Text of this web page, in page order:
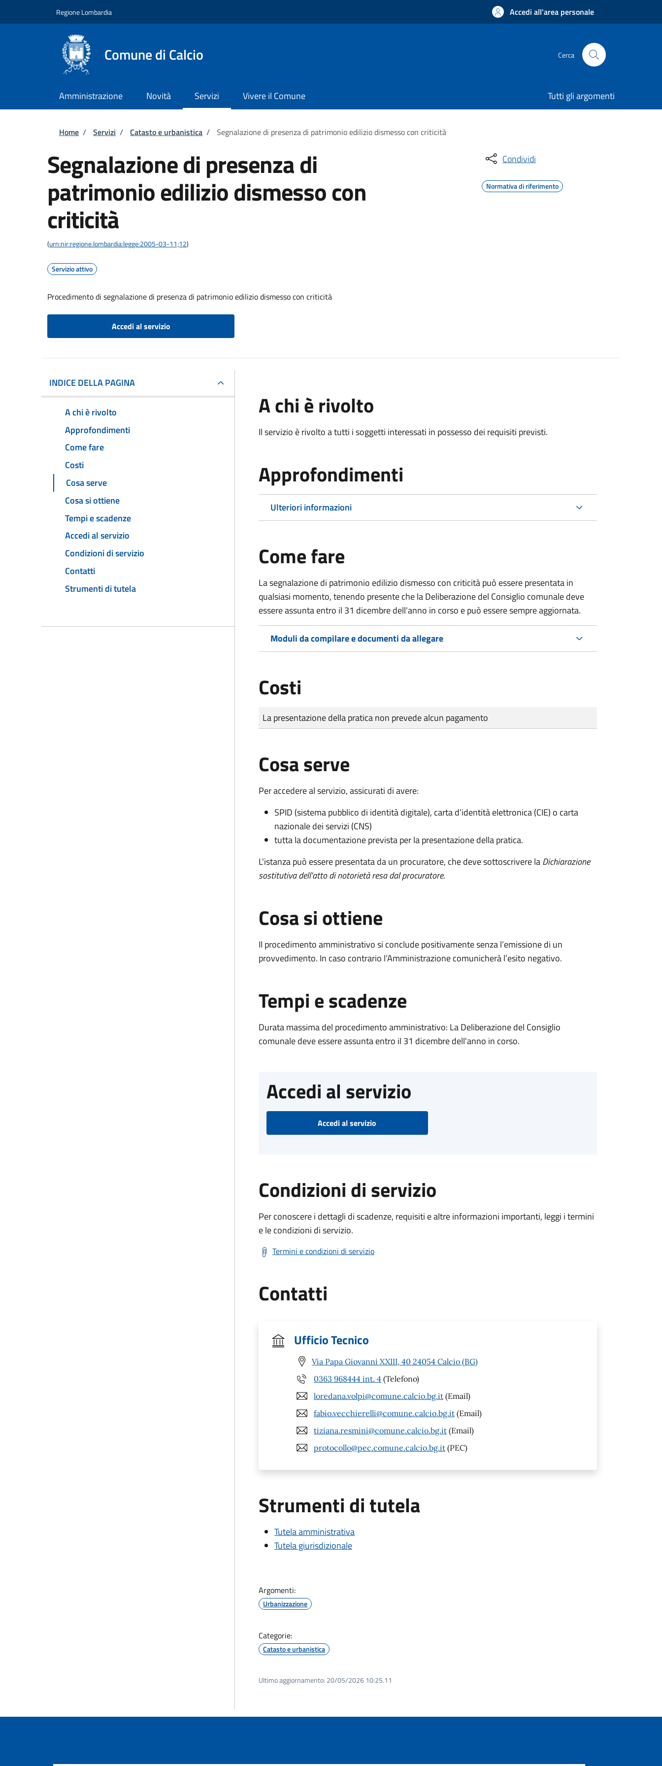
Regione Lombardia Accedi all'area personale
Comune di Calcio Cerca
Amministrazione Novità Servizi Vivere il Comune Tutti gli argomenti
Briciole di pane
Home / Servizi / Catasto e urbanistica / Segnalazione di presenza di patrimonio edilizio dismesso con criticità
Segnalazione di presenza di
patrimonio edilizio dismesso con
criticità
(urn:nir:regione.lombardia:legge:2005-03-11;12)
Servizio attivo
Procedimento di segnalazione di presenza di patrimonio edilizio dismesso con criticità
Accedi al servizio
Condividi
Normativa di riferimento
INDICE DELLA PAGINA
A chi è rivolto
Approfondimenti
Come fare
Costi
Cosa serve
Cosa si ottiene
Tempi e scadenze
Accedi al servizio
Condizioni di servizio
Contatti
Strumenti di tutela
A chi è rivolto
Il servizio è rivolto a tutti i soggetti interessati in possesso dei requisiti previsti.
Approfondimenti
Ulteriori informazioni
Come fare
La segnalazione di patrimonio edilizio dismesso con criticità può essere presentata in
qualsiasi momento, tenendo presente che la Deliberazione del Consiglio comunale deve
essere assunta entro il 31 dicembre dell'anno in corso e può essere sempre aggiornata.
Moduli da compilare e documenti da allegare
Costi
Tipo di pagamento
Importo
La presentazione della pratica non prevede alcun pagamento
Cosa serve
Per accedere al servizio, assicurati di avere:
SPID (sistema pubblico di identità digitale), carta d’identità elettronica (CIE) o carta
nazionale dei servizi (CNS)
tutta la documentazione prevista per la presentazione della pratica.
L'istanza può essere presentata da un procuratore, che deve sottoscrivere laDichiarazione
sostitutiva dell'atto di notorietà resa dal procuratore.
Cosa si ottiene
Il procedimento amministrativo si conclude positivamente senza l’emissione di un
provvedimento. In caso contrario l’Amministrazione comunicherà l’esito negativo.
Tempi e scadenze
Durata massima del procedimento amministrativo: La Deliberazione del Consiglio
comunale deve essere assunta entro il 31 dicembre dell'anno in corso.
Accedi al servizio
Accedi al servizio
Condizioni di servizio
Per conoscere i dettagli di scadenze, requisiti e altre informazioni importanti, leggi i termini
e le condizioni di servizio.
Termini e condizioni di servizio
Contatti
Ufficio Tecnico
Via Papa Giovanni XXIII, 40 24054 Calcio (BG)
0363 968444 int. 4 (Telefono)
loredana.volpi@comune.calcio.bg.it (Email)
fabio.vecchierelli@comune.calcio.bg.it (Email)
tiziana.resmini@comune.calcio.bg.it (Email)
protocollo@pec.comune.calcio.bg.it (PEC)
Strumenti di tutela
Tutela amministrativa
Tutela giurisdizionale
Argomenti:
Urbanizzazione
Categorie:
Catasto e urbanistica
Ultimo aggiornamento: 20/05/2026 10:25.11